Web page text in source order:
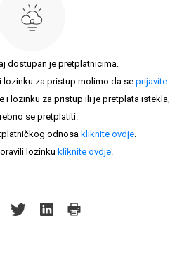
dostupan je pretplatnicima.
za pristup molimo da se prijavite.
i lozinku za pristup ili je pretplata istekla,
se pretplatiti.
odnosa kliknite ovdje.
lozinku kliknite ovdje.